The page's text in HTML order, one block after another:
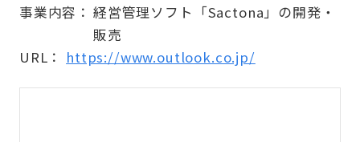
事業内容： 経営管理ソフト「Sactona」の開発・
販売
URL： https://www.outlook.co.jp/